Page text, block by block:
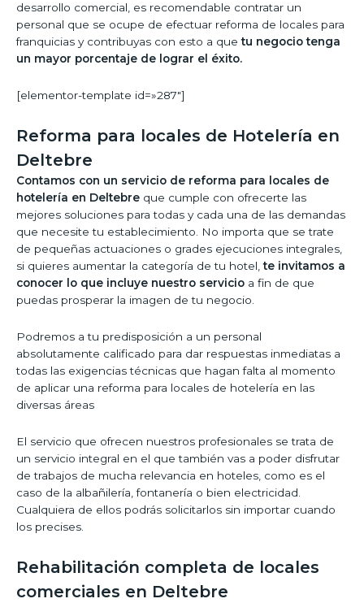
desarrollo comercial, es recomendable contratar un
personal que se ocupe de efectuar reforma de locales para
franquicias y contribuyas con esto a quetu negocio tenga
un mayor porcentaje de lograr el éxito.
[elementor-template id=»287″]
Reforma para locales de Hotelería en
Deltebre
Contamos con un servicio de reforma para locales de
hotelería en Deltebre que cumple con ofrecerte las
mejores soluciones para todas y cada una de las demandas
que necesite tu establecimiento. No importa que se trate
de pequeñas actuaciones o grades ejecuciones integrales,
si quieres aumentar la categoría de tu hotel,te invitamos a
conocer lo que incluye nuestro servicio a fin de que
puedas prosperar la imagen de tu negocio.
Podremos a tu predisposición a un personal
absolutamente calificado para dar respuestas inmediatas a
todas las exigencias técnicas que hagan falta al momento
de aplicar una reforma para locales de hotelería en las
diversas áreas
El servicio que ofrecen nuestros profesionales se trata de
un servicio integral en el que también vas a poder disfrutar
de trabajos de mucha relevancia en hoteles, como es el
caso de la albañilería, fontanería o bien electricidad.
Cualquiera de ellos podrás solicitarlos sin importar cuando
los precises.
Rehabilitación completa de locales
comerciales en Deltebre